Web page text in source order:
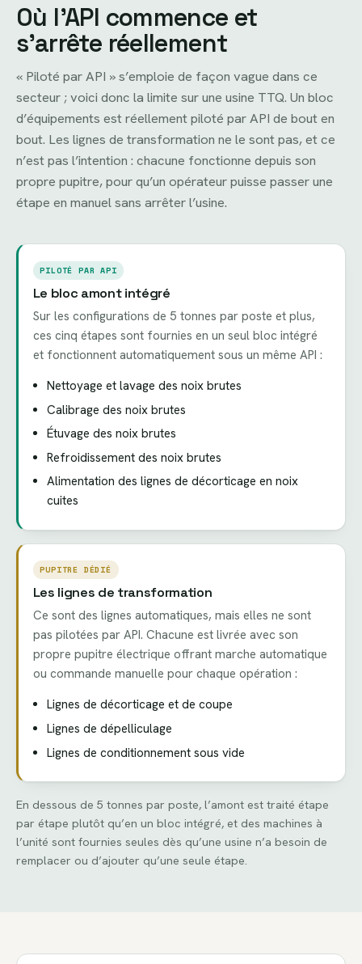
Où l’API commence et
s’arrête réellement
« Piloté par API » s’emploie de façon vague dans ce
secteur ; voici donc la limite sur une usine TTQ. Un bloc
d’équipements est réellement piloté par API de bout en
bout. Les lignes de transformation ne le sont pas, et ce
n’est pas l’intention : chacune fonctionne depuis son
propre pupitre, pour qu’un opérateur puisse passer une
étape en manuel sans arrêter l’usine.
PILOTÉ PAR API
Le bloc amont intégré
Sur les configurations de 5 tonnes par poste et plus,
ces cinq étapes sont fournies en un seul bloc intégré
et fonctionnent automatiquement sous un même API :
Nettoyage et lavage des noix brutes
Calibrage des noix brutes
Étuvage des noix brutes
Refroidissement des noix brutes
Alimentation des lignes de décorticage en noix
cuites
PUPITRE DÉDIÉ
Les lignes de transformation
Ce sont des lignes automatiques, mais elles ne sont
pas pilotées par API. Chacune est livrée avec son
propre pupitre électrique offrant marche automatique
ou commande manuelle pour chaque opération :
Lignes de décorticage et de coupe
Lignes de dépelliculage
Lignes de conditionnement sous vide
En dessous de 5 tonnes par poste, l’amont est traité étape
par étape plutôt qu’en un bloc intégré, et des machines à
l’unité sont fournies seules dès qu’une usine n’a besoin de
remplacer ou d’ajouter qu’une seule étape.